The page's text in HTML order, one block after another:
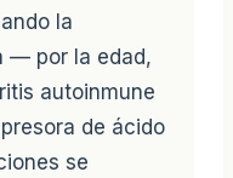
la
— por la edad,
autoinmune
de ácido
se